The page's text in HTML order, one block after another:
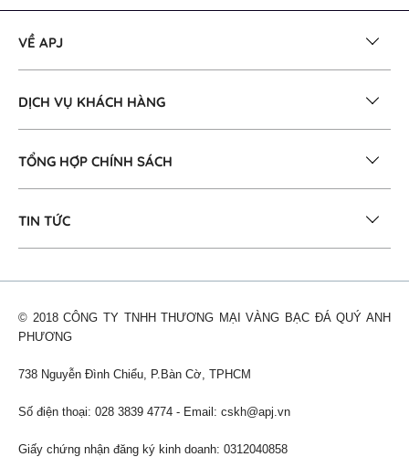
VỀ APJ
DỊCH VỤ KHÁCH HÀNG
TỔNG HỢP CHÍNH SÁCH
TIN TỨC
© 2018 CÔNG TY TNHH THƯƠNG MẠI VÀNG BẠC ĐÁ QUÝ ANH
PHƯƠNG
738 Nguyễn Đình Chiểu, P.Bàn Cờ, TPHCM
Số điện thoại: 028 3839 4774 - Email: cskh@apj.vn
Giấy chứng nhận đăng ký kinh doanh: 0312040858